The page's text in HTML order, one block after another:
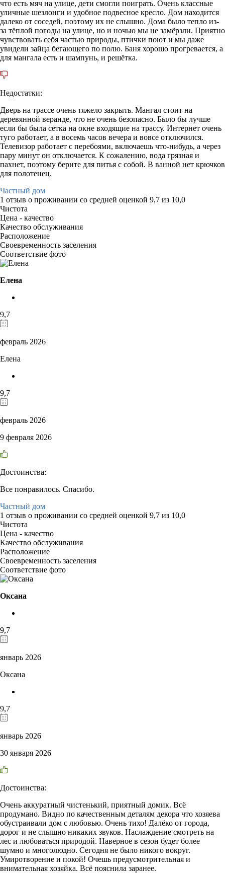
что есть мяч на улице, дети смогли поиграть. Очень классные
уличные шезлонги и удобное подвесное кресло. Дом находится
далеко от соседей, поэтому их не слышно. Дома было тепло из-
за тёплой погоды на улице, но и ночью мы не замёрзли. Приятно
чувствовать себя частью природы, птички поют и мы даже
увидели зайца бегающего по полю. Баня хорошо прогревается, а
для мангала есть и шампунь, и решётка.
Недостатки:
Дверь на трассе очень тяжело закрыть. Мангал стоит на
деревянной веранде, что не очень безопасно. Было бы лучше
если бы была сетка на окне входящие на трассу. Интернет очень
туго работает, а в восемь часов вечера и вовсе отключился.
Телевизор работает с перебоями, включаешь что-нибудь, а через
пару минут он отключается. К сожалению, вода грязная и
пахнет, поэтому берите для питья с собой. В ванной нет крючков
для полотенец.
Частный дом
1 отзыв о проживании со средней оценкой 9,7 из 10,0
Чистота
Цена - качество
Качество обслуживания
Расположение
Своевременность заселения
Соответствие фото
Елена
9,7
февраль 2026
Елена
9,7
февраль 2026
9 февраля 2026
Достоинства:
Все понравилось. Спасибо.
Частный дом
1 отзыв о проживании со средней оценкой 9,7 из 10,0
Чистота
Цена - качество
Качество обслуживания
Расположение
Своевременность заселения
Соответствие фото
Оксана
9,7
январь 2026
Оксана
9,7
январь 2026
30 января 2026
Достоинства:
Очень аккуратный чистенький, приятный домик. Всё
продумано. Видно по качественным деталям декора что хозяева
обустраивали дом с любовью. Очень тихо! Далёко от города,
дорог и не слышно никаких звуков. Наслаждение смотреть на
лес и любоваться природой. Наверное в сезон будет более
шумно и многолюдно. Сегодня не было никого вокруг.
Умиротворение и покой! Очешь предусмотрительная и
внимательная хозяйка. Всё пояснила заранее.